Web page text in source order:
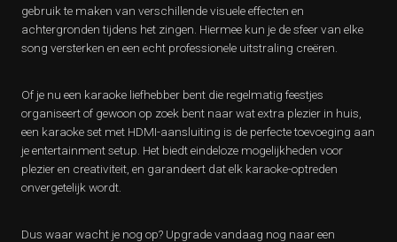
gebruik te maken van verschillende visuele effecten en
achtergronden tijdens het zingen. Hiermee kun je de sfeer van elke
song versterken en een echt professionele uitstraling creëren.
Of je nu een karaoke liefhebber bent die regelmatig feestjes
organiseert of gewoon op zoek bent naar wat extra plezier in huis,
een karaoke set met HDMI-aansluiting is de perfecte toevoeging aan
je entertainment setup. Het biedt eindeloze mogelijkheden voor
plezier en creativiteit, en garandeert dat elk karaoke-optreden
onvergetelijk wordt.
Dus waar wacht je nog op? Upgrade vandaag nog naar een